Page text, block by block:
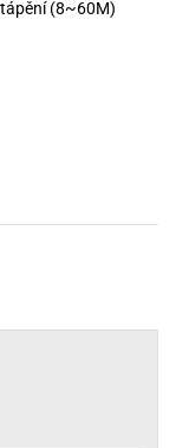
(8~60M)